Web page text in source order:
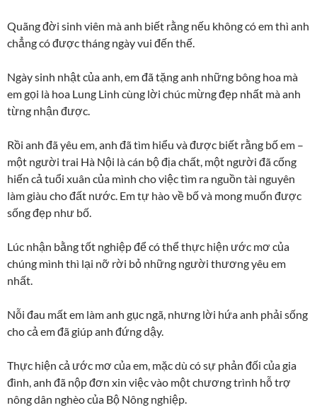
Quãng đời sinh viên mà anh biết rằng nếu không có em thì anh
chẳng có được tháng ngày vui đến thế.
Ngày sinh nhật của anh, em đã tặng anh những bông hoa mà
em gọi là hoa Lung Linh cùng lời chúc mừng đẹp nhất mà anh
từng nhận được.
Rồi anh đã yêu em, anh đã tìm hiểu và được biết rằng bố em –
một người trai Hà Nội là cán bộ địa chất, một người đã cống
hiến cả tuổi xuân của mình cho việc tìm ra nguồn tài nguyên
làm giàu cho đất nước. Em tự hào về bố và mong muốn được
sống đẹp như bố.
Lúc nhận bằng tốt nghiệp để có thể thực hiện ước mơ của
chúng mình thì lại nỡ rời bỏ những người thương yêu em
nhất.
Nỗi đau mất em làm anh gục ngã, nhưng lời hứa anh phải sống
cho cả em đã giúp anh đứng dậy.
Thực hiện cả ước mơ của em, mặc dù có sự phản đối của gia
đình, anh đã nộp đơn xin việc vào một chương trình hỗ trợ
nông dân nghèo của Bộ Nông nghiệp.